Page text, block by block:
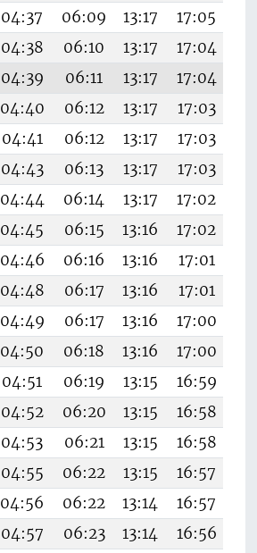
04:37 06:09 13:17 17:05
04:38 06:10 13:17 17:04
04:39 06:11 13:17 17:04
04:40 06:12 13:17 17:03
04:41 06:12 13:17 17:03
04:43 06:13 13:17 17:03
04:44 06:14 13:17 17:02
04:45 06:15 13:16 17:02
04:46 06:16 13:16 17:01
04:48 06:17 13:16 17:01
04:49 06:17 13:16 17:00
04:50 06:18 13:16 17:00
04:51 06:19 13:15 16:59
04:52 06:20 13:15 16:58
04:53 06:21 13:15 16:58
04:55 06:22 13:15 16:57
04:56 06:22 13:14 16:57
04:57 06:23 13:14 16:56